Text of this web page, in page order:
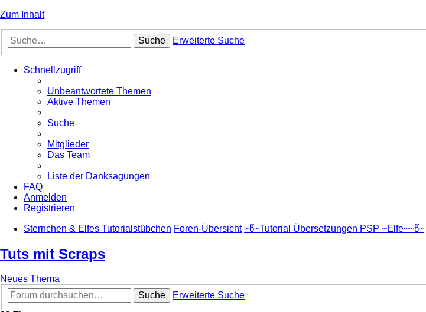
Zum Inhalt
Suche Erweiterte Suche
Schnellzugriff
Unbeantwortete Themen
Aktive Themen
Suche
Mitglieder
Das Team
Liste der Danksagungen
FAQ
Anmelden
Registrieren
Sternchen & Elfes Tutorialstübchen Foren-Übersicht ~წ~Tutorial Übersetzungen PSP ~Elfe~~წ~
Tuts mit Scraps
Neues Thema
Suche
Erweiterte Suche